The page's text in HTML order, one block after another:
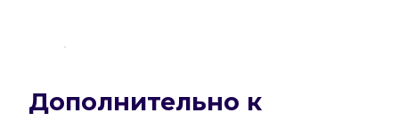
Дополнительно к